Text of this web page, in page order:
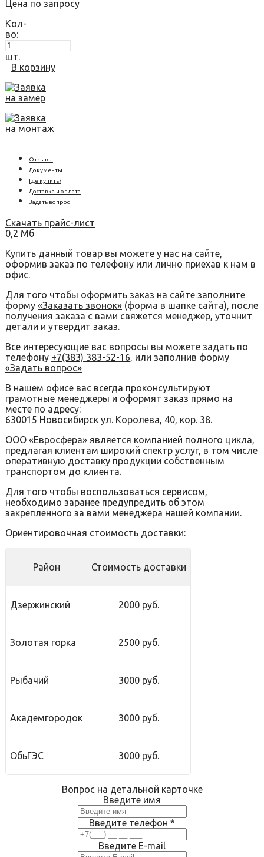
Цена по запросу
Кол-
во:
шт.
В корзину
Заявка
на замер
Заявка
на монтаж
Отзывы
Документы
Где купить?
Доставка и оплата
Задать вопрос
Скачать прайс-лист
0,2 Мб
Купить данный товар вы можете у нас на сайте,
оформив заказ по телефону или лично приехав к нам в
офис.
Для того чтобы оформить заказ на сайте заполните
форму «Заказать звонок» (форма в шапке сайта), после
получения заказа с вами свяжется менеджер, уточнит
детали и утвердит заказ.
Все интересующие вас вопросы вы можете задать по
телефону +7(383) 383-52-16, или заполнив форму
«Задать вопрос»
В нашем офисе вас всегда проконсультируют
грамотные менеджеры и оформят заказ прямо на
месте по адресу:
630015 Новосибирск ул. Королева, 40, кор. 38.
ООО «Евросфера» является компанией полного цикла,
предлагая клиентам широкий спектр услуг, в том числе
оперативную доставку продукции собственным
транспортом до клиента.
Для того чтобы воспользоваться сервисом,
необходимо заранее предупредить об этом
закрепленного за вами менеджера нашей компании.
Ориентировочная стоимость доставки:
Район Стоимость доставки
Дзержинский 2000 руб.
Золотая горка 2500 руб.
Рыбачий 3000 руб.
Академгородок 3000 руб.
ОбьГЭС 3000 руб.
Вопрос на детальной карточке
Введите имя
Введите телефон *
Введите E-mail